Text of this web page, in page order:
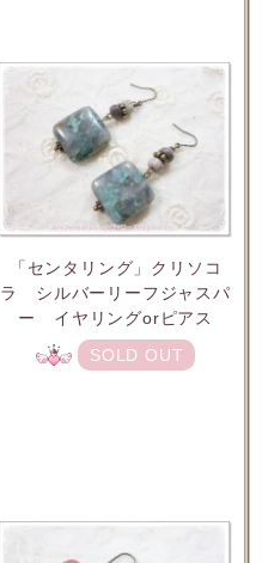
「センタリング」クリソコ
ラ シルバーリーフジャスパ
ー イヤリングorピアス
SOLD OUT